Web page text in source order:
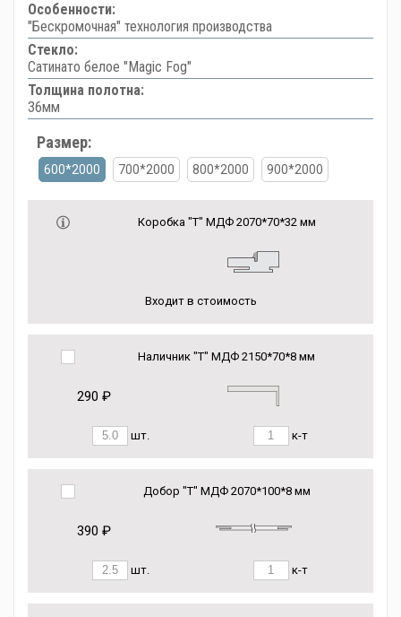
Особенности:
"Бескромочная" технология производства
Стекло:
Сатинато белое "Magic Fog"
Толщина полотна:
36мм
Размер:
600*2000 700*2000 800*2000 900*2000
Коробка "Т" МДФ 2070*70*32 мм
Входит в стоимость
Наличник "Т" МДФ 2150*70*8 мм
290 ₽
шт. к-т
Добор "Т" МДФ 2070*100*8 мм
390 ₽
шт. к-т